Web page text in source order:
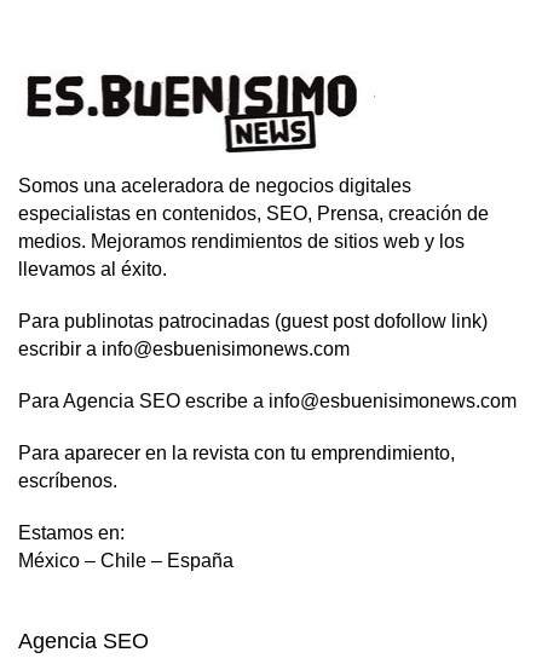
Somos una aceleradora de negocios digitales
especialistas en contenidos, SEO, Prensa, creación de
medios. Mejoramos rendimientos de sitios web y los
llevamos al éxito.
Para publinotas patrocinadas (guest post dofollow link)
escribir a info@esbuenisimonews.com
Para Agencia SEO escribe a info@esbuenisimonews.com
Para aparecer en la revista con tu emprendimiento,
escríbenos.
Estamos en:
México – Chile – España
Agencia SEO